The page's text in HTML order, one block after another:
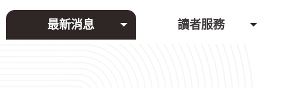
最新消息 讀者服務